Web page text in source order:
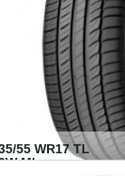
55 WR17 TL
MI...